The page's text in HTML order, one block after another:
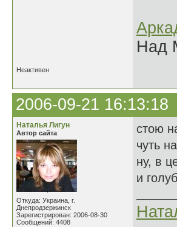
Над
Неактивен
2006-09-21 16:13:18
Наталья Лигун
Автор сайта
Откуда: Украина, г.
Днепродзержинск
Зарегистрирован: 2006-08-30
Сообщений: 4408
стою
чуть
ну, в
и